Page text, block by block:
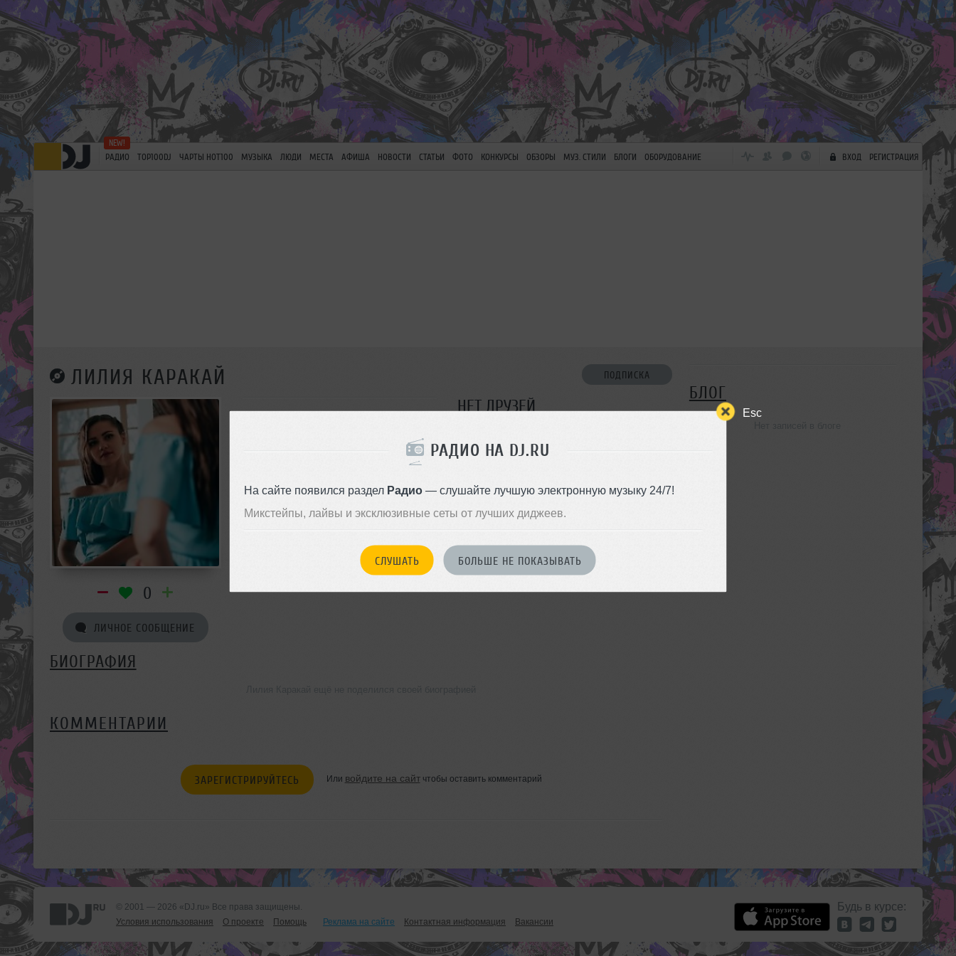
Esc
РАДИО НА DJ.RU
На сайте появился раздел Радио— слушайте лучшую электронную музыку 24/7!
Микстейпы, лайвы и эксклюзивные сеты от лучших диджеев.
СЛУШАТЬ БОЛЬШЕ НЕ ПОКАЗЫВАТЬ
РАДИО TOP100DJ ЧАРТЫ HOT100 МУЗЫКА ЛЮДИ МЕСТА АФИША НОВОСТИ СТАТЬИ ФОТО КОНКУРСЫ ОБЗОРЫ МУЗ. СТИЛИ БЛОГИ ОБОРУДОВАНИЕ ВХОД РЕГИСТРАЦИЯ
ЛИЛИЯ КАРАКАЙ ПОДПИСКА
0
ЛИЧНОЕ СООБЩЕНИЕ
НЕТ ДРУЗЕЙ
БИОГРАФИЯ
КОММЕНТАРИИ
ЗАРЕГИСТРИРУЙТЕСЬ Или войдите на сайтчтобы оставить комментарий
БЛОГ
© 2001 — 2026 «DJ.ru» Все права защищены.
Условия использования
О проекте Помощь Реклама на сайте Контактная информация Вакансии
Будь в курсе: